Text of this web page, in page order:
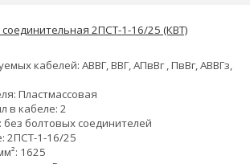
2ПСТ-1-16/25 (КВТ)
кабелей: АВВГ, ВВГ, АПвВг , ПвВг, АВВГз,
Пластмассовая
в кабеле: 2
болтовых соединителей
2ПСТ-1-16/25
1625